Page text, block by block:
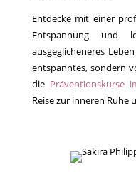
Entdecke mit einer
Entspannung und
ausgeglicheneres
entspanntes, sondern
die Präventionskurse
Reise zur inneren Ruhe